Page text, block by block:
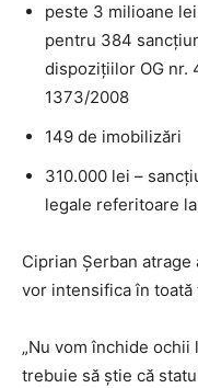
peste 3 milioane
pentru 384
dispozițiilor OG nr.
1373/2008
149 de imobilizări
310.000 lei –
legale referitoare
Ciprian Șerban
vor intensifica în toată
„Nu vom închide
trebuie să știe că